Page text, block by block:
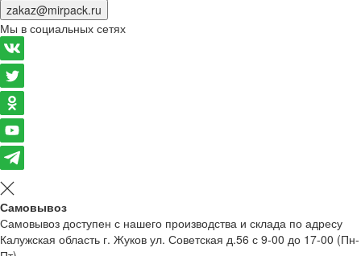
zakaz@mirpack.ru
Мы в социальных сетях
Самовывоз
Самовывоз доступен с нашего производства и склада по адресу
Калужская область г. Жуков ул. Советская д.56 с 9-00 до 17-00 (Пн-